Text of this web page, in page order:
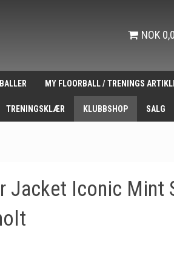
NOK
MY FLOORBALL / TRENINGS
TRENINGSKLÆR KLUBBSHOP SALG
Jacket Iconic Mint